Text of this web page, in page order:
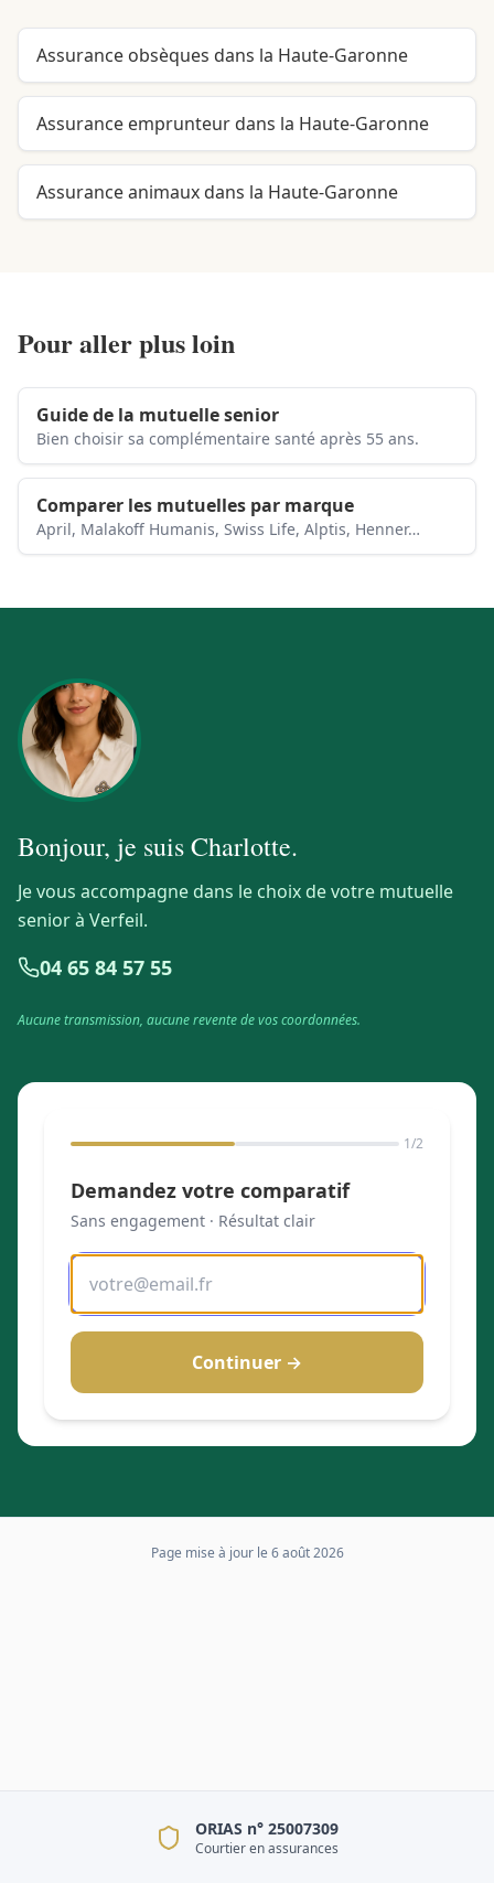
Assurance obsèques dans la Haute-Garonne
Assurance emprunteur dans la Haute-Garonne
Assurance animaux dans la Haute-Garonne
Pour aller plus loin
Guide de la mutuelle senior
Bien choisir sa complémentaire santé après 55 ans.
Comparer les mutuelles par marque
April, Malakoff Humanis, Swiss Life, Alptis, Henner…
Bonjour, je suisCharlotte.
Je vous accompagne dans le choix de votre mutuelle
senior à Verfeil.
04 65 84 57 55
Aucune transmission, aucune revente de vos coordonnées.
1/2
Demandez votre comparatif
Sans engagement · Résultat clair
Continuer →
Page mise à jour le 6 août 2026
ORIAS n° 25007309
Courtier en assurances